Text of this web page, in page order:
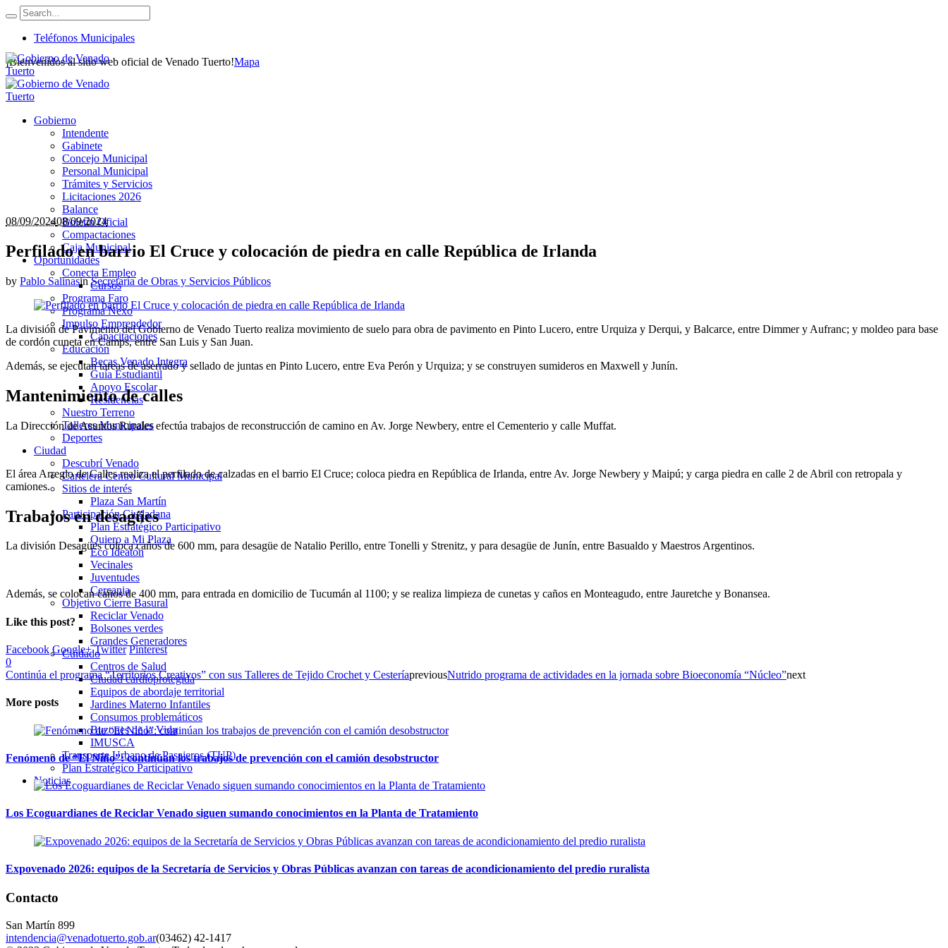
Teléfonos Municipales
¡Bienvenidos al sitio web oficial de Venado Tuerto!Mapa
Gobierno
Intendente
Gabinete
Concejo Municipal
Personal Municipal
Trámites y Servicios
Licitaciones 2026
Balance
Boletín Oficial
Compactaciones
Caja Municipal
Oportunidades
Conecta Empleo
Cursos
Programa Faro
Programa Nexo
Impulso Emprendedor
Capacitaciones
Educación
Becas Venado Integra
Guía Estudiantil
Apoyo Escolar
Residencias
Nuestro Terreno
Talleres Municipales
Deportes
Ciudad
Descubrí Venado
Cartelera Centro Cultural Municipal
Sitios de interés
Plaza San Martín
Participación Ciudadana
Plan Estratégico Participativo
Quiero a Mi Plaza
Eco Ideatón
Vecinales
Juventudes
Cercania
Objetivo Cierre Basural
Reciclar Venado
Bolsones verdes
Grandes Generadores
Cuidado
Centros de Salud
Ciudad cardioprotegida
Equipos de abordaje territorial
Jardines Materno Infantiles
Consumos problemáticos
Buzones de la Vida
IMUSCA
Transporte Urbano de Pasajeros (TUP)
Plan Estratégico Participativo
Noticias
08/09/202408/09/2024
Perfilado en barrio El Cruce y colocación de piedra en calle República de Irlanda
by Pablo SalinasinSecretaría de Obras y Servicios Públicos
La división de Pavimento del Gobierno de Venado Tuerto realiza movimiento de suelo para obra de pavimento en Pinto Lucero, entre Urquiza y Derqui, y Balcarce, entre Dimmer y Aufranc; y moldeo para base
de cordón cuneta en Camps, entre San Luis y San Juan.
Además, se ejecutan tareas de aserrado y sellado de juntas en Pinto Lucero, entre Eva Perón y Urquiza; y se construyen sumideros en Maxwell y Junín.
Mantenimiento de calles
La Dirección de Asuntos Rurales efectúa trabajos de reconstrucción de camino en Av. Jorge Newbery, entre el Cementerio y calle Muffat.
El área Arreglo de Calles realiza el perfilado de calzadas en el barrio El Cruce; coloca piedra en República de Irlanda, entre Av. Jorge Newbery y Maipú; y carga piedra en calle 2 de Abril con retropala y
camiones.
Trabajos en desagües
La división Desagües coloca caños de 600 mm, para desagüe de Natalio Perillo, entre Tonelli y Strenitz, y para desagüe de Junín, entre Basualdo y Maestros Argentinos.
Además, se colocan caños de 400 mm, para entrada en domicilio de Tucumán al 1100; y se realiza limpieza de cunetas y caños en Monteagudo, entre Jauretche y Bonansea.
Like this post?
Facebook Google+ Twitter Pinterest
0
Continúa el programa “Territorios Creativos” con sus Talleres de Tejido Crochet y CesteríapreviousNutrido programa de actividades en la jornada sobre Bioeconomía “Núcleo”next
More posts
Fenómeno de “El Niño”: continúan los trabajos de prevención con el camión desobstructor
Los Ecoguardianes de Reciclar Venado siguen sumando conocimientos en la Planta de Tratamiento
Expovenado 2026: equipos de la Secretaría de Servicios y Obras Públicas avanzan con tareas de acondicionamiento del predio ruralista
Contacto
San Martín 899
intendencia@venadotuerto.gob.ar(03462) 42-1417